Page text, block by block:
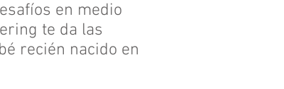
en medio
te da las
recién nacido en